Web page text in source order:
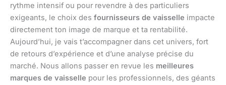
rythme intensif ou pour revendre à des particuliers
exigeants, le choix des fournisseurs de vaisselle impacte
directement ton image de marque et ta rentabilité.
Aujourd’hui, je vais t’accompagner dans cet univers, fort
de retours d’expérience et d’une analyse précise du
marché. Nous allons passer en revue les meilleures
marques de vaisselle pour les professionnels, des géants